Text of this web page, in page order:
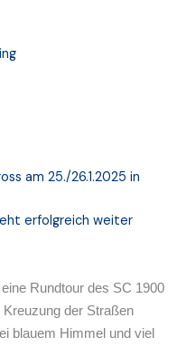
am 25./26.1.2025 in
erfolgreich weiter
Rundtour des SC 1900
der Straßen
blauem Himmel und viel